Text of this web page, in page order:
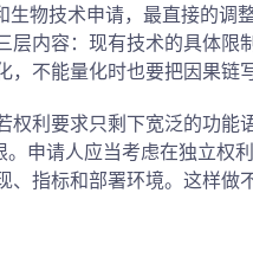
生物技术申请，最直接的调
层内容：现有技术的具体
不能量化时也要把因果链
利要求只剩下宽泛的功能
申请人应当考虑在独立权
、指标和部署环境。这样